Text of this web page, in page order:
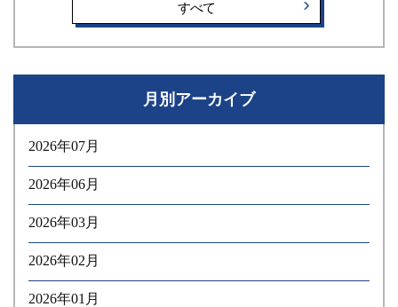
すべて
月別アーカイブ
2026年07月
2026年06月
2026年03月
2026年02月
2026年01月